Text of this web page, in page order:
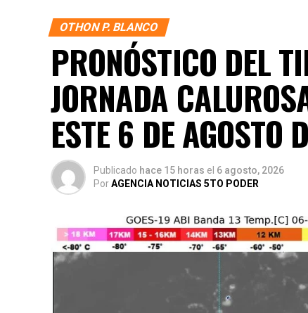
OTHON P. BLANCO
PRONÓSTICO DEL
JORNADA
ESTE 6 DE AGOSTO
Publicado hace 15 horas el 6 agosto, 2026
PorAGENCIA NOTICIAS 5TO PODER